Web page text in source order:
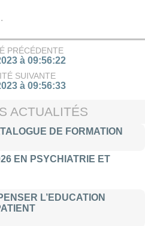
PRÉCÉDENTE
à 09:56:22
SUIVANTE
à 09:56:33
ACTUALITÉS
DE FORMATION
EN PSYCHIATRIE ET
L’EDUCATION